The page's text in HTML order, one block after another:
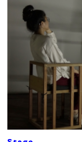
SHARE